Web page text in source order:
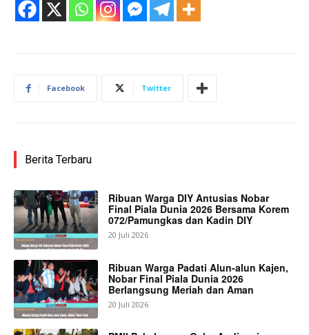
Facebook Twitter
Berita Terbaru
Ribuan Warga DIY Antusias Nobar
Final Piala Dunia 2026 Bersama Korem
072/Pamungkas dan Kadin DIY
20 Juli 2026
Ribuan Warga Padati Alun-alun Kajen,
Nobar Final Piala Dunia 2026
Berlangsung Meriah dan Aman
20 Juli 2026